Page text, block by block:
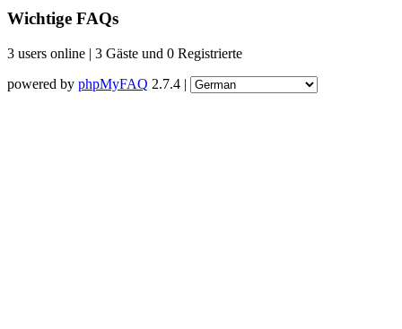
Wichtige FAQs
3 users online | 3 Gäste und 0 Registrierte
powered by phpMyFAQ 2.7.4 |